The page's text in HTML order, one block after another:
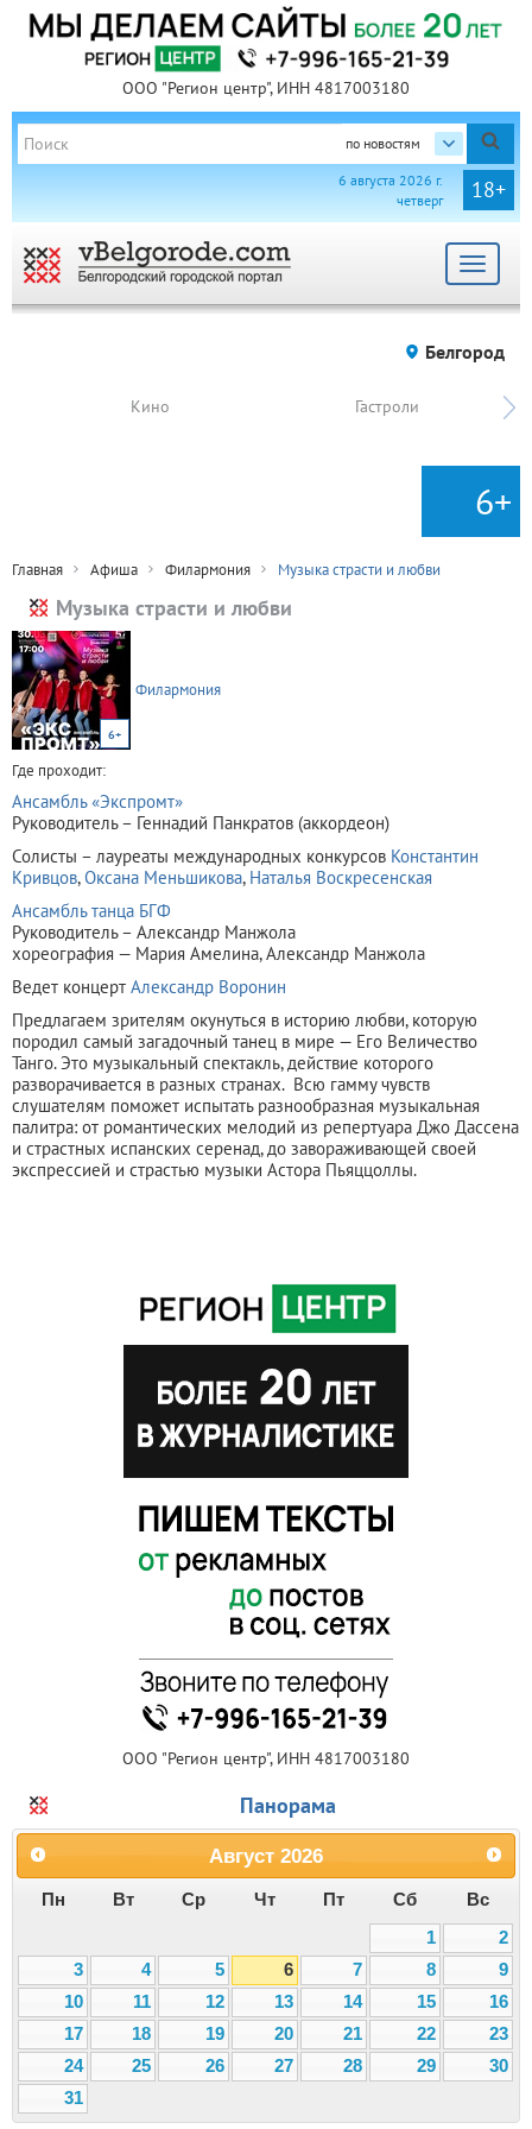
ООО "Регион центр", ИНН 4817003180
по новостям
18+
6 августа 2026 г.
четверг
Toggle
Белгород
Кино Гастроли
6+
Главная Афиша Филармония Музыка страсти и любви
Музыка страсти и любви
6+
Филармония
Где проходит:
Ансамбль «Экспромт»
Руководитель – Геннадий Панкратов (аккордеон)
Солисты – лауреаты международных конкурсов Константин
Кривцов,Оксана Меньшикова, Наталья Воскресенская
Ансамбль танца БГФ
Руководитель – Александр Манжола
хореография — Мария Амелина, Александр Манжола
Ведет концерт Александр Воронин
Предлагаем зрителям окунуться в историю любви, которую
породил самый загадочный танец в мире — Его Величество
Танго. Это музыкальный спектакль, действие которого
разворачивается в разных странах. Всю гамму чувств
слушателям поможет испытать разнообразная музыкальная
палитра: от романтических мелодий из репертуара Джо Дассена
и страстных испанских серенад, до завораживающей своей
экспрессией и страстью музыки Астора Пьяццоллы.
ООО "Регион центр", ИНН 4817003180
Панорама
Август 2026
Пн Вт Ср Чт Пт Сб
Вс
1
2
3
4 5 6 7 8
9
10
11 12 13 14 15
16
17
18 19 20 21 22
23
24
25 26 27 28 29
30
31